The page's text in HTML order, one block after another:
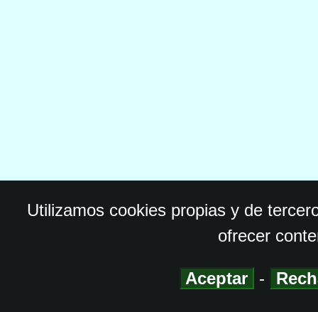
Utilizamos cookies propias y de
ofrecer
Aceptar -